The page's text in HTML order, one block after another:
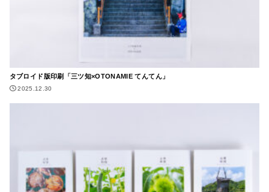
タブロイド版印刷「三ツ知×OTONAMIE てんてん」
2025.12.30